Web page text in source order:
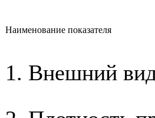
Наименование показателя
1. Внешний